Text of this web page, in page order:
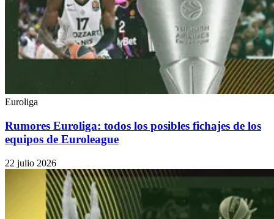
Euroliga
Rumores Euroliga: todos los posibles fichajes de los
equipos de Euroleague
22 julio 2026